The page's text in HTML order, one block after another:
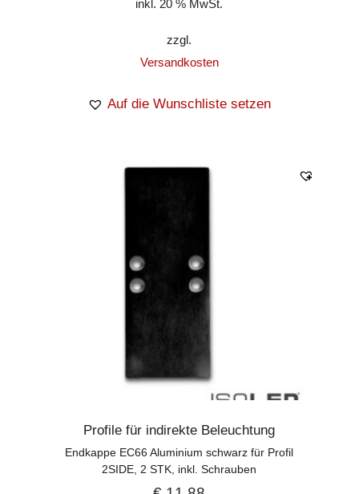
inkl. 20 % MwSt.
zzgl.
Versandkosten
Auf die Wunschliste setzen
Profile für indirekte Beleuchtung
Endkappe EC66 Aluminium schwarz für Profil
2SIDE, 2 STK, inkl. Schrauben